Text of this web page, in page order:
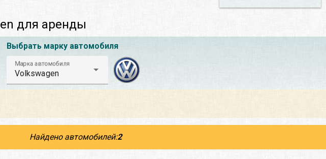
для аренды
Выбрать марку автомобиля
Марка автомобиля
Volkswagen
Найдено автомобилей:2